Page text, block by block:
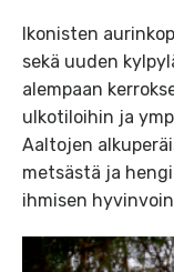
Ikonisten
sekä uuden
alempaan
ulkotiloihin ja
Aaltojen
metsästä ja
ihmisen